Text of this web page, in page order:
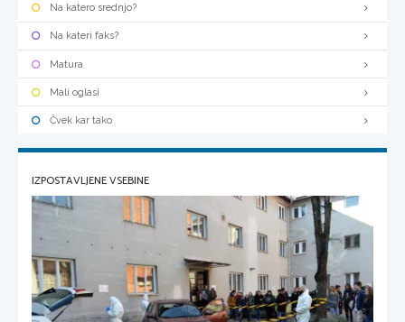
Na katero srednjo?
Na kateri faks?
Matura
Mali oglasi
Čvek kar tako
IZPOSTAVLJENE VSEBINE